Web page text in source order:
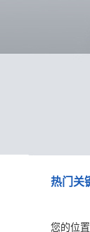
热门关
您的位置